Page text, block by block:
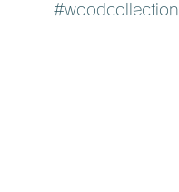
#woodcollection